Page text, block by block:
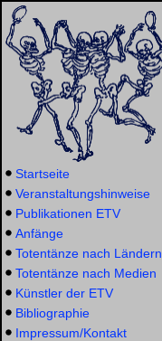
Startseite
Veranstaltungshinweise
Publikationen ETV
Anfänge
Totentänze nach Ländern
Totentänze nach Medien
Künstler der ETV
Bibliographie
Impressum/Kontakt